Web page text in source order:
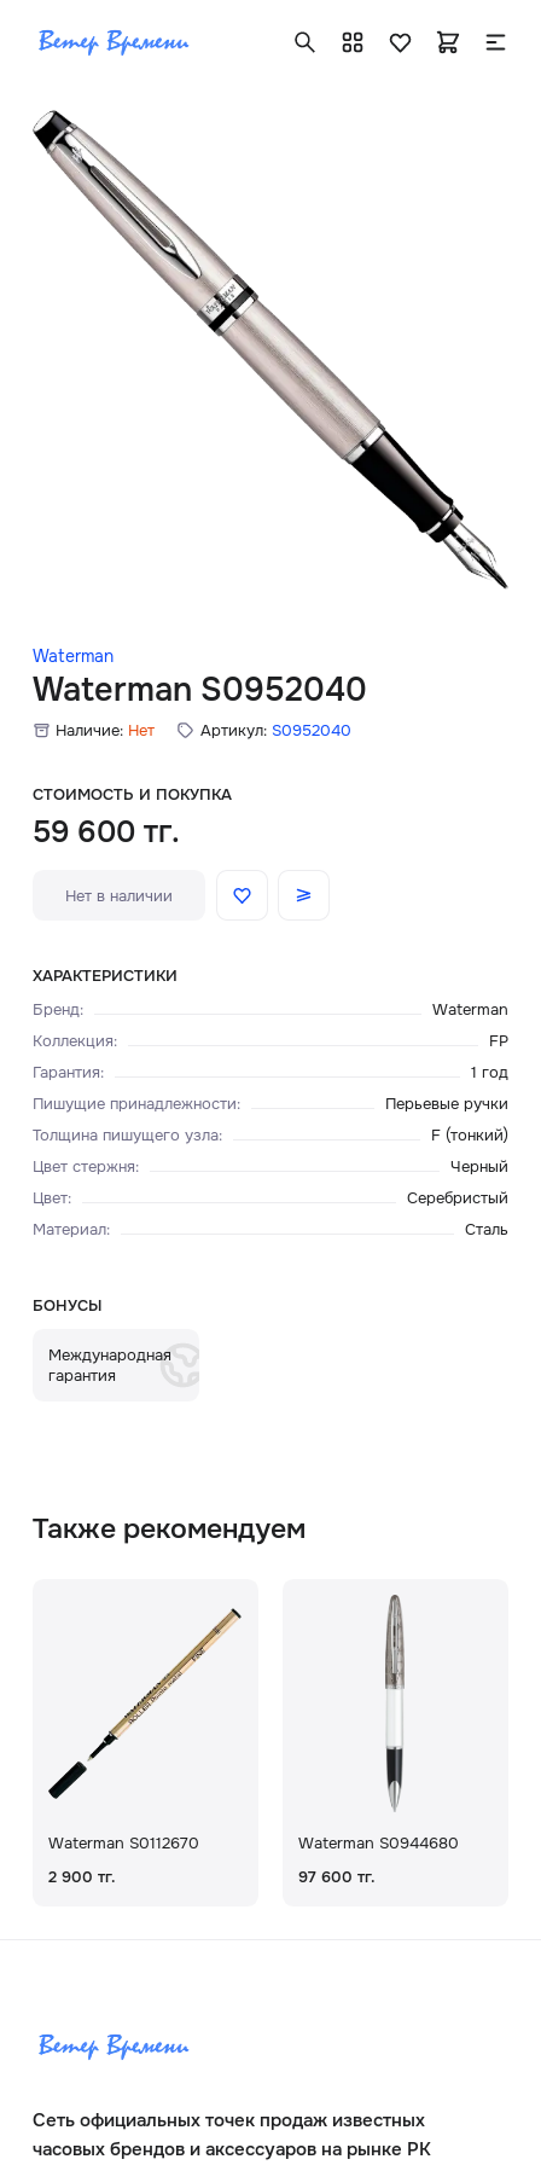
Waterman
Waterman S0952040
Наличие: Нет Артикул: S0952040
СТОИМОСТЬ И ПОКУПКА
59 600 тг.
Нет в наличии
ХАРАКТЕРИСТИКИ
Бренд:
Waterman
Коллекция:
FP
Гарантия:
1 год
Пишущие принадлежности:
Перьевые ручки
Толщина пишущего узла:
F (тонкий)
Цвет стержня:
Черный
Цвет:
Серебристый
Материал: Сталь
БОНУСЫ
Международная
гарантия
Также рекомендуем
Waterman S0112670
2 900 тг.
Waterman S0944680
97 600 тг.
Сеть официальных точек продаж известных
часовых брендов и аксессуаров на рынке РК
Авторизация
Главная
О нас